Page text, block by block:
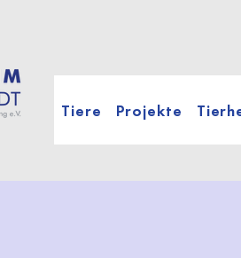
Tiere Projekte